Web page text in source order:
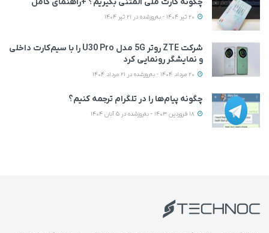
شرکت ZTE روتر 5G مدل U30 Pro را با سیم‌کارت داخلی
و نمایشگر رونمایی کرد
چگونه پیام‌ها را در تلگرام ترجمه کنیم؟